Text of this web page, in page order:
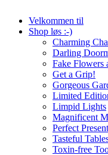
Velkommen til
Shop løs :-)
Charming
Darling
Fake Flowers
Get a Grip!
Gorgeous
Limited
Limpid Lights
Magnificent
Perfect
Tasteful
Toxin-free